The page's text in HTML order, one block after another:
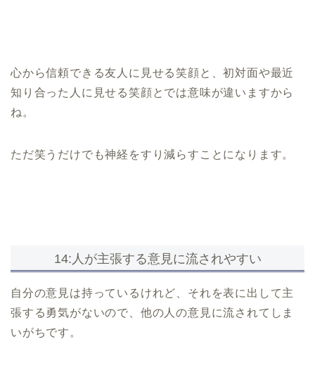
心から信頼できる友人に見せる笑顔と、初対面や最近
知り合った人に見せる笑顔とでは意味が違いますから
ね。
ただ笑うだけでも神経をすり減らすことになります。
14:人が主張する意見に流されやすい
自分の意見は持っているけれど、それを表に出して主
張する勇気がないので、他の人の意見に流されてしま
いがちです。